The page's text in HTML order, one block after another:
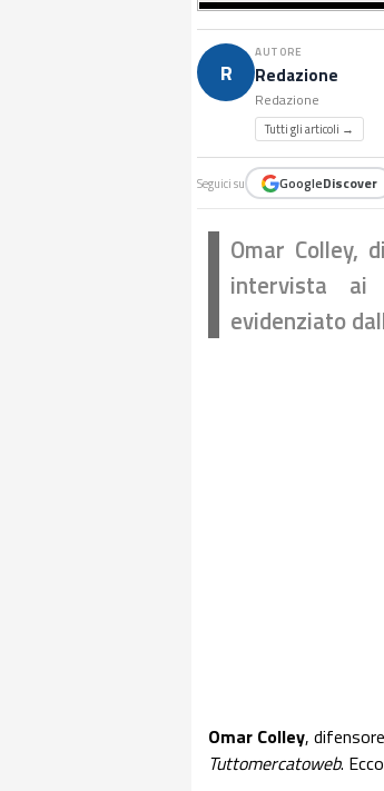
R
AUTORE
Redazione
Redazione
Tutti gli articoli →
Seguici su GoogleDiscover
Omar Colley,
intervista ai
evidenziato
Omar Colley,
Tuttomercatoweb.